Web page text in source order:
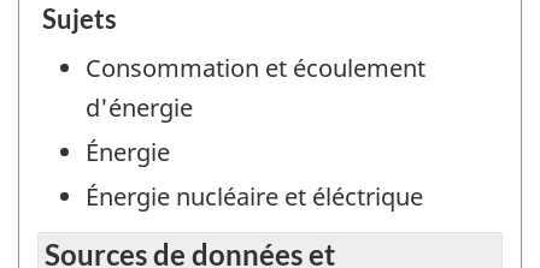
Sujets
Consommation et écoulement
d'énergie
Énergie
Énergie nucléaire et éléctrique
Sources de données et